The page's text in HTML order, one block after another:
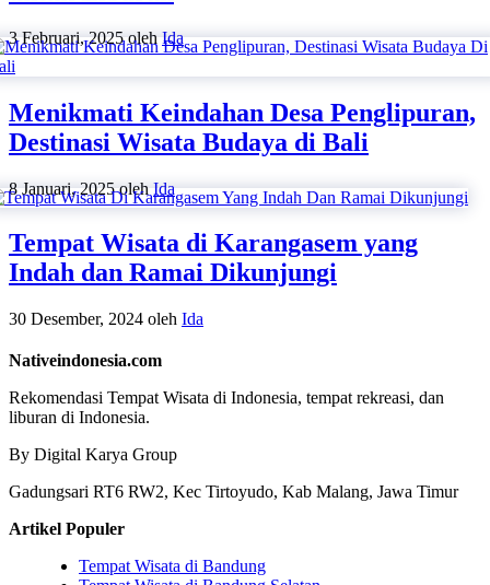
3 Februari, 2025 olehIda
Menikmati Keindahan Desa Penglipuran,
Destinasi Wisata Budaya di Bali
8 Januari, 2025 olehIda
Tempat Wisata di Karangasem yang
Indah dan Ramai Dikunjungi
30 Desember, 2024 oleh Ida
Nativeindonesia.com
Rekomendasi Tempat Wisata di Indonesia, tempat rekreasi, dan
liburan di Indonesia.
By Digital Karya Group
Gadungsari RT6 RW2, Kec Tirtoyudo, Kab Malang, Jawa Timur
Artikel Populer
Tempat Wisata di Bandung